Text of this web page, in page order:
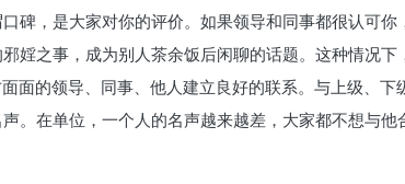
碑，是大家对你的评价。如果领导和同事都很认可
婬之事，成为别人茶余饭后闲聊的话题。这种情况下
面的领导、同事、他人建立良好的联系。与上级、下
。在单位，一个人的名声越来越差，大家都不想与他